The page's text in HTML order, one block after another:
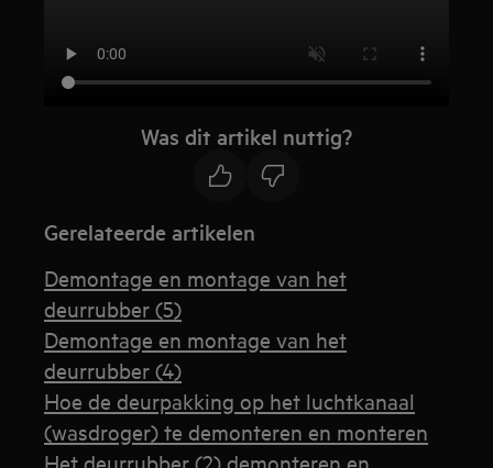
Was dit artikel nuttig?
Gerelateerde artikelen
Demontage en montage van het
deurrubber (5)
Demontage en montage van het
deurrubber (4)
Hoe de deurpakking op het luchtkanaal
(wasdroger) te demonteren en monteren
Het deurrubber (2) demonteren en